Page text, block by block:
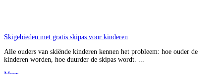
Skigebieden met gratis skipas voor kinderen
Alle ouders van skiënde kinderen kennen het probleem: hoe ouder de
kinderen worden, hoe duurder de skipas wordt. ...